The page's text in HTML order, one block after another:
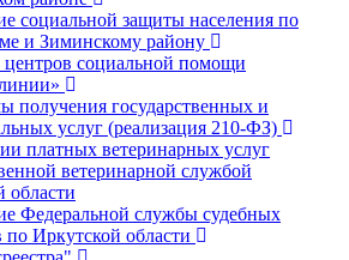
социальной защиты населения по
и Зиминскому району
социальной помощи
получения государственных и
услуг (реализация 210-ФЗ)
платных ветеринарных услуг
ветеринарной службой
области
Федеральной службы судебных
по Иркутской области